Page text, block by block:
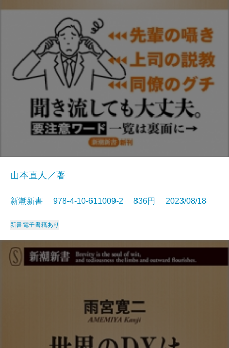
山本直人／著
新潮新書 978-4-10-611009-2 836円 2023/08/18
新書電子書籍あり